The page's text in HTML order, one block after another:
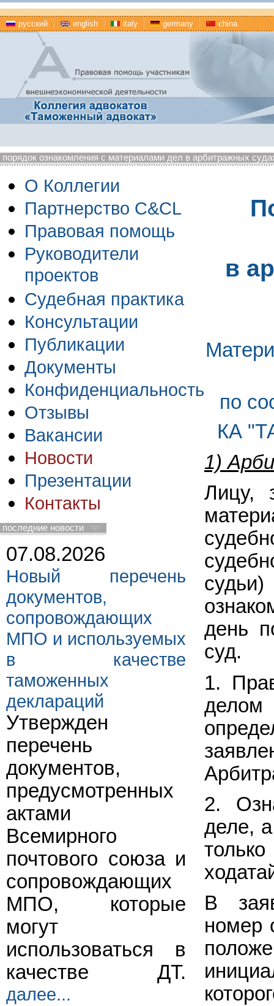
русский english italy germany china
порядок ознакомления с материалами дел в арбитражных
О Коллегии
Партнерство C&CL
Правовая помощь
Руководители
проектов
Судебная практика
Консультации
Публикации
Документы
Конфиденциальность
Отзывы
Вакансии
Новости
Презентации
Контакты
последние новости
07.08.2026
Новый перечень
документов,
сопровождающих
МПО и используемых
в качестве
таможенных
деклараций
Утвержден
перечень
документов,
предусмотренных
актами
Всемирного
почтового союза и
сопровождающих
МПО, которые
могут
использоваться в
качестве ДТ.
далее...
в
по
КА
1)
Лицу,
день
суд.
1.
делом
2.
деле,
В
номер